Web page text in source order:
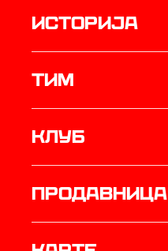
историја
ТИМ
Клуб
продавница